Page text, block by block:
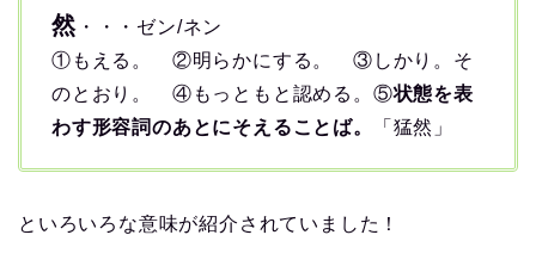
然・・・ゼン/ネン
①もえる。 ②明らかにする。 ③しかり。そ
のとおり。 ④もっともと認める。⑤状態を表
わす形容詞のあとにそえることば。
「猛然」
といろいろな意味が紹介されていました！